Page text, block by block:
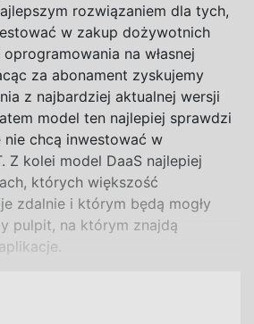
rozwiązaniem dla tych,
w zakup dożywotnich
na własnej
za abonament zyskujemy
z najbardziej aktualnej wersji
model ten najlepiej sprawdzi
chcą inwestować w
Z kolei model DaaS najlepiej
których większość
zdalnie i którym będą mogły
pulpit, na którym znajdą